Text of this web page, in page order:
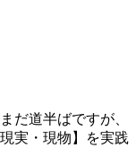
だ道半ばですが、
実・現物】を実践